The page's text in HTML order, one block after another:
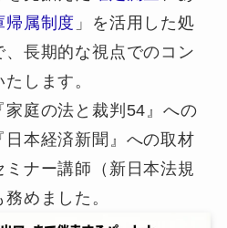
帰属制度 」を活用した処
長期的な視点でのコン
します。
庭の法と裁判54』への
本経済新聞』への取材
ナー講師（新日本法規
めました。